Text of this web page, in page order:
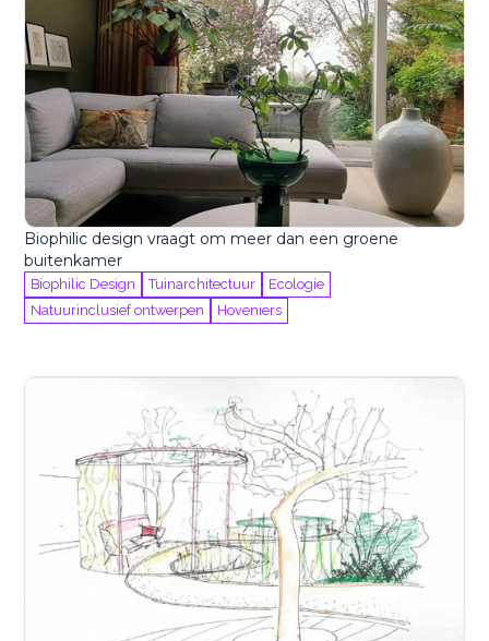
Biophilic design vraagt om meer dan een groene
buitenkamer
Biophilic Design Tuinarchitectuur
Ecologie
Natuurinclusief ontwerpen
Hoveniers